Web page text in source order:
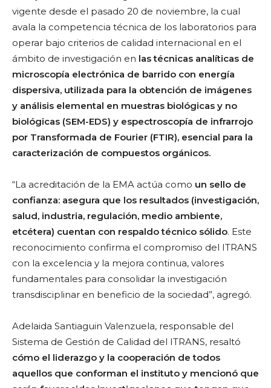
vigente desde el pasado 20 de noviembre, la cual
avala la competencia técnica de los laboratorios para
operar bajo criterios de calidad internacional en el
ámbito de investigación en las técnicas analíticas de
microscopía electrónica de barrido con energía
dispersiva, utilizada para la obtención de imágenes
y análisis elemental en muestras biológicas y no
biológicas (SEM-EDS) y espectroscopía de infrarrojo
por Transformada de Fourier (FTIR), esencial para la
caracterización de compuestos orgánicos.
“La acreditación de la EMA actúa como un sello de
confianza: asegura que los resultados (investigación,
salud, industria, regulación, medio ambiente,
etcétera) cuentan con respaldo técnico sólido. Este
reconocimiento confirma el compromiso del ITRANS
con la excelencia y la mejora continua, valores
fundamentales para consolidar la investigación
transdisciplinar en beneficio de la sociedad”, agregó.
Adelaida Santiaguin Valenzuela, responsable del
Sistema de Gestión de Calidad del ITRANS, resaltó
cómo el liderazgo y la cooperación de todos
aquellos que conforman el instituto y mencionó que